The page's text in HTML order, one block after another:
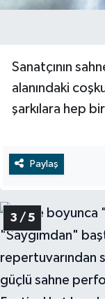
Sanatçının
alanındaki
şarkılara hep
Paylaş
3 / 5